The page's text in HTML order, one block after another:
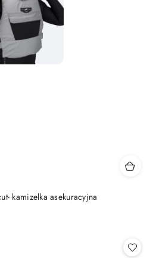
kamizelka asekuracyjna